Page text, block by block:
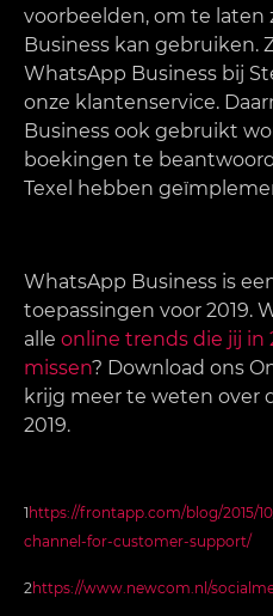
voorbeelden, om te laten
Business kan gebruiken.
WhatsApp Business bij
onze klantenservice.
Business ook gebruikt
boekingen te
Texel hebben
WhatsApp Business is
toepassingen voor 2019.
alle online trends die jij in
missen? Download ons
krijg meer te weten over
2019.
1 https://frontapp.com/blog/2015/
channel-for-customer-support/
2https://www.newcom.nl/